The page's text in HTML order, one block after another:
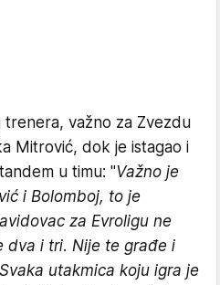
trenera, važno za Zvezdu
Mitrović, dok je istagao i
u timu: "Važno je
i Bolomboj, to je
za Evroligu ne
dva i tri. Nije te građe i
utakmica koju igra je